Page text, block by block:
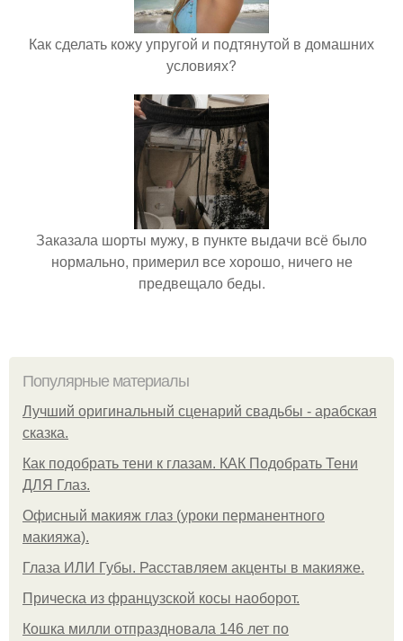
Как сделать кожу упругой и подтянутой в домашних
условиях?
Заказала шорты мужу, в пункте выдачи всё было
нормально, примерил все хорошо, ничего не
предвещало беды.
Популярные материалы
Лучший оригинальный сценарий свадьбы - арабская
сказка.
Как подобрать тени к глазам. КАК Подобрать Тени
ДЛЯ Глаз.
Офисный макияж глаз (уроки перманентного
макияжа).
Глаза ИЛИ Губы. Расставляем акценты в макияже.
Прическа из французской косы наоборот.
Кошка милли отпраздновала 146 лет по